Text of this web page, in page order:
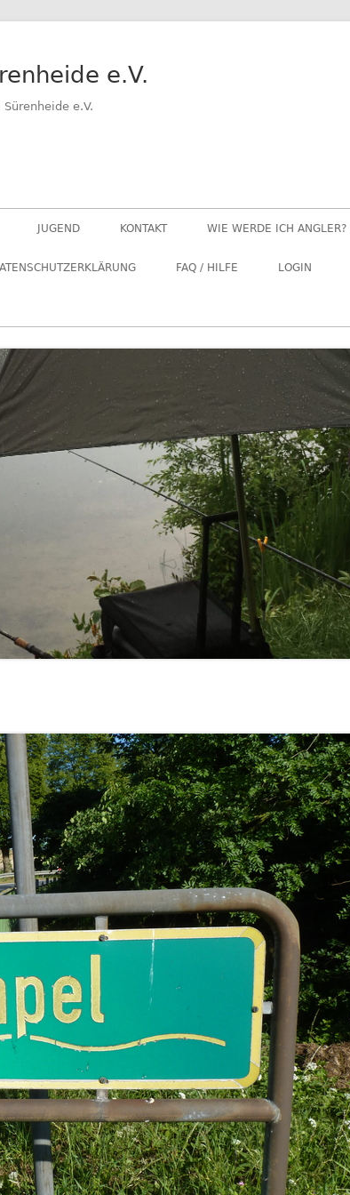
e.V.
e.V.
SEE
JUGEND KONTAKT WIE WERDE ICH ANGLER?
ANGELN FÜR EINSTEIGER
„SPORTFISCHERPRÜFUNG“
FAQ / HILFE LOGIN